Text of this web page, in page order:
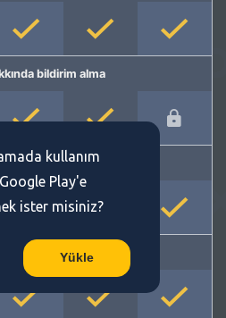
bildirim alma
kullanım
Play'e
ister misiniz?
Yükle